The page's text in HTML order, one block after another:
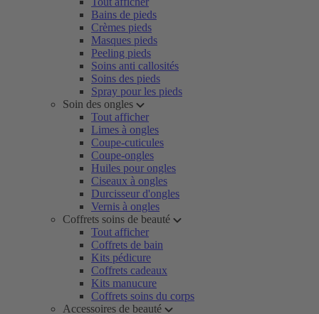
Bains de pieds
Crèmes pieds
Masques pieds
Peeling pieds
Soins anti callosités
Soins des pieds
Spray pour les pieds
Soin des ongles
Tout afficher
Limes à ongles
Coupe-cuticules
Coupe-ongles
Huiles pour ongles
Ciseaux à ongles
Durcisseur d'ongles
Vernis à ongles
Coffrets soins de beauté
Tout afficher
Coffrets de bain
Kits pédicure
Coffrets cadeaux
Kits manucure
Coffrets soins du corps
Accessoires de beauté